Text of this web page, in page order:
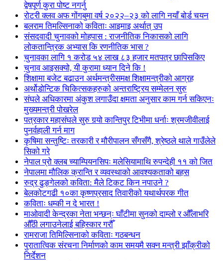
द्वेषपूर्ण कुरा पोष्ट नगर्नु
रोटरी क्लव अफ गोंगबुमा वर्ष २०२२–२३ को लागि नयाँ बोर्ड चयन
बलराम तिमल्सिनाको कविताः आइमाइ अर्थात् उप
संसदवादी चुनावको मोहपास : राजनीतिक निकासको लागि
लोकतान्त्रिक अभ्यास कि रणनीतिक भास ?
चुनावका लागि १ करोड ५४ लाख ८३ हजार मतपत्र छापिसकिए
चुनाव आइसक्यो, यी कुरामा ध्यान दिने कि !
शिक्षामा बजेट बढाउन अर्थमन्त्रीसमक्ष शिक्षामन्त्रीको आग्रह
अर्थोडोन्टिक चिकित्सकहरुको अन्तराष्ट्रिय सम्मेलन सुरु
संघले अधिकारमा अंकुश लगाउँदा क्षमता अनुसार काम गर्न सकिएनः
मुख्यमन्त्री पोखरेल
पत्रकार महासंघले सुरु गर्‍यो कान्तिपुर टिभीमा धर्नाः श्रमजीवीलाई
पुनर्वहाली गर्न माग
कृषिमा सन्तुष्टिः तरकारी र मौरीपालन सँगसँगै, श्रेष्ठले थाले गाउँलेले
सिको गरे
नेपाल प्रो क्लब च्याम्पियनसिपः मलेसियामाथि रुपन्देही ११ को जित
नेपालमा मौलिक क्रान्ति र व्यवस्थाको आवश्यकताको बहस
रुद्र ढुङ्गेलको कविता: मैले टिकट किन नपाउने ?
बेलकोटगढी १०का कृष्णप्रसाद तिवारीको यथार्थपरक गीत
कविताः धम्की न दे भारत !
माओवादी केन्द्रका नेता भन्छन्ः घाँटीमा सुनको दाम्लो र औँलाभरि
औँठी लगाउनेलाई बहिस्कार गरौँ
रामराजा तिमिल्सिनाको कविताः गठबन्धन
पुरातात्विक संरचना निर्माणको काम समयमै सक्न मन्त्री झाँक्रीको
निर्देशन